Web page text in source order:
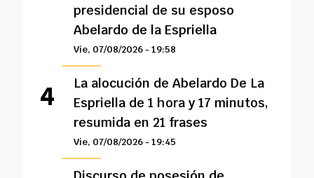
presidencial de su esposo
Abelardo de la Espriella
Vie, 07/08/2026 - 19:58
La alocución de Abelardo De La
Espriella de 1 hora y 17 minutos,
resumida en 21 frases
Vie, 07/08/2026 - 19:45